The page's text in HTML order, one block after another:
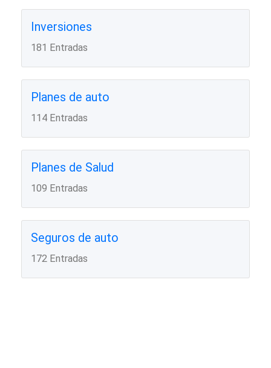
Inversiones
181 Entradas
Planes de auto
114 Entradas
Planes de Salud
109 Entradas
Seguros de auto
172 Entradas